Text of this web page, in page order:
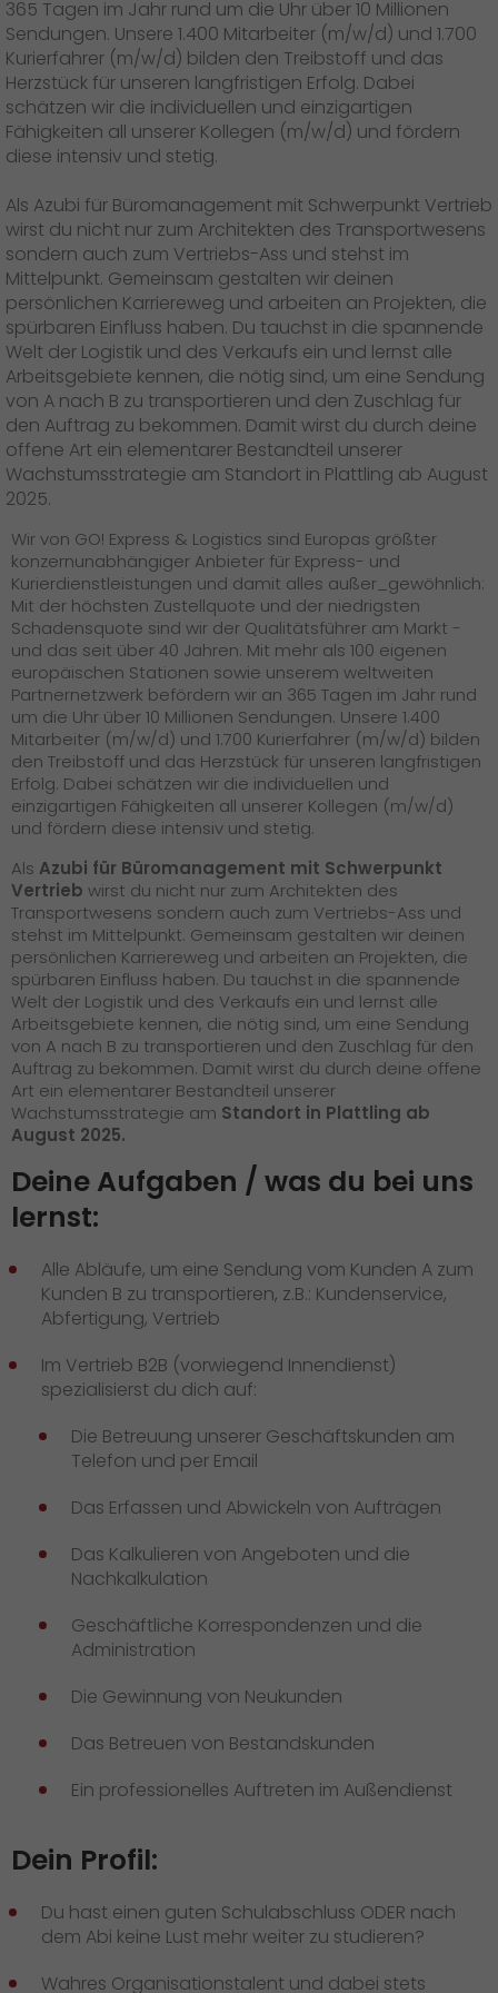
Pressematerial
GO! Pressekontakt
>
365 Tagen im Jahr rund um die Uhr über 10 Millionen
Sendungen. Unsere 1.400 Mitarbeiter (m/w/d) und 1.700
Kurierfahrer (m/w/d) bilden den Treibstoff und das
Herzstück für unseren langfristigen Erfolg. Dabei
schätzen wir die individuellen und einzigartigen
Fähigkeiten all unserer Kollegen (m/w/d) und fördern
diese intensiv und stetig.
Als Azubi für Büromanagement mit Schwerpunkt Vertrieb
wirst du nicht nur zum Architekten des Transportwesens
sondern auch zum Vertriebs-Ass und stehst im
Mittelpunkt. Gemeinsam gestalten wir deinen
persönlichen Karriereweg und arbeiten an Projekten, die
spürbaren Einfluss haben. Du tauchst in die spannende
Welt der Logistik und des Verkaufs ein und lernst alle
Arbeitsgebiete kennen, die nötig sind, um eine Sendung
von A nach B zu transportieren und den Zuschlag für
den Auftrag zu bekommen. Damit wirst du durch deine
offene Art ein elementarer Bestandteil unserer
Wachstumsstrategie am Standort in Plattling ab August
2025.
Wir von GO! Express & Logistics sind Europas größter
konzernunabhängiger Anbieter für Express- und
Kurierdienstleistungen und damit alles außer_gewöhnlich:
Mit der höchsten Zustellquote und der niedrigsten
Schadensquote sind wir der Qualitätsführer am Markt -
und das seit über 40 Jahren. Mit mehr als 100 eigenen
europäischen Stationen sowie unserem weltweiten
Partnernetzwerk befördern wir an 365 Tagen im Jahr rund
um die Uhr über 10 Millionen Sendungen. Unsere 1.400
Mitarbeiter (m/w/d) und 1.700 Kurierfahrer (m/w/d) bilden
den Treibstoff und das Herzstück für unseren langfristigen
Erfolg. Dabei schätzen wir die individuellen und
einzigartigen Fähigkeiten all unserer Kollegen (m/w/d)
und fördern diese intensiv und stetig.
Als Azubi für Büromanagement mit Schwerpunkt
Vertrieb wirst du nicht nur zum Architekten des
Transportwesens sondern auch zum Vertriebs-Ass und
stehst im Mittelpunkt. Gemeinsam gestalten wir deinen
persönlichen Karriereweg und arbeiten an Projekten, die
spürbaren Einfluss haben. Du tauchst in die spannende
Welt der Logistik und des Verkaufs ein und lernst alle
Arbeitsgebiete kennen, die nötig sind, um eine Sendung
von A nach B zu transportieren und den Zuschlag für den
Auftrag zu bekommen. Damit wirst du durch deine offene
Art ein elementarer Bestandteil unserer
Wachstumsstrategie am Standort in Plattling ab
August 2025.
Deine Aufgaben / was du bei uns
lernst:
Alle Abläufe, um eine Sendung vom Kunden A zum
Kunden B zu transportieren, z.B.: Kundenservice,
Abfertigung, Vertrieb
Im Vertrieb B2B (vorwiegend Innendienst)
spezialisierst du dich auf:
Die Betreuung unserer Geschäftskunden am
Telefon und per Email
Das Erfassen und Abwickeln von Aufträgen
Das Kalkulieren von Angeboten und die
Nachkalkulation
Geschäftliche Korrespondenzen und die
Administration
Die Gewinnung von Neukunden
Das Betreuen von Bestandskunden
Ein professionelles Auftreten im Außendienst
Dein Profil:
Du hast einen guten Schulabschluss ODER nach
dem Abi keine Lust mehr weiter zu studieren?
Wahres Organisationstalent und dabei stets